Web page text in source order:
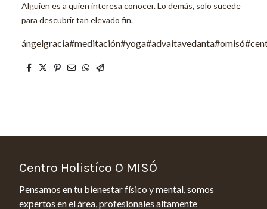
Alguien es a quien interesa conocer. Lo demás, solo sucede
para descubrir tan elevado fin.
Centro Holistíco O MISÓ
Pensamos en tu bienestar físico y mental, somos
expertos en el área, profesionales altamente